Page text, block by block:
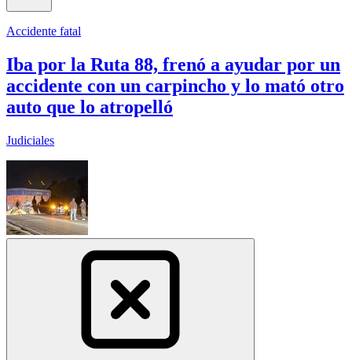
Accidente fatal
Iba por la Ruta 88, frenó a ayudar por un
accidente con un carpincho y lo mató otro
auto que lo atropelló
Judiciales